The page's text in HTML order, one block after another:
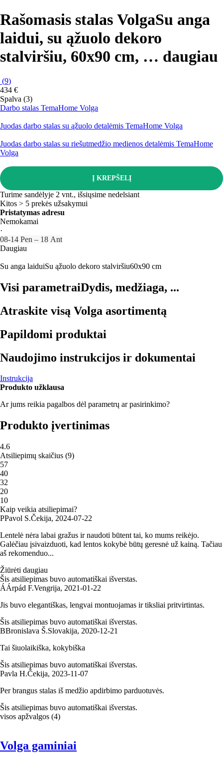
Rašomasis stalas VolgaSu anga
laidui, su ąžuolo dekoro
stalviršiu, 60x90 cm, … daugiau
(9)
434 €
Spalva (3)
Darbo stalas TemaHome Volga
Juodas darbo stalas su ąžuolo detalėmis TemaHome Volga
Juodas darbo stalas su riešutmedžio medienos detalėmis TemaHome
Volga
Į KREPŠELĮ
Turime sandėlyje 2 vnt., išsiųsime nedelsiant
Kitos > 5 prekės užsakymui
Pristatymas adresu
Nemokamai
·
08‑14 Pen – 18 Ant
Daugiau
Su anga laiduiSu ąžuolo dekoro stalviršiu60x90 cm
Visi parametraiDydis, medžiaga, ...
Atraskite visą Volga asortimentą
Papildomi produktai
Naudojimo instrukcijos ir dokumentai
Instrukcija
Produkto užklausa
Ar jums reikia pagalbos dėl parametrų ar pasirinkimo?
Produkto įvertinimas
4.6
Atsiliepimų skaičius (9)
57
40
32
20
10
Kaip veikia atsiliepimai?
PPavol S.Čekija, 2024‑07‑22
Lentelė nėra labai gražus ir naudoti būtent tai, ko mums reikėjo.
Galėčiau įsivaizduoti, kad lentos kokybė būtų geresnė už kainą. Tačiau
aš rekomenduo...
Žiūrėti daugiau
Šis atsiliepimas buvo automatiškai išverstas.
ÁÁrpád F.Vengrija, 2021‑01‑22
Jis buvo elegantiškas, lengvai montuojamas ir tiksliai pritvirtintas.
Šis atsiliepimas buvo automatiškai išverstas.
BBronislava Š.Slovakija, 2020‑12‑21
Tai šiuolaikiška, kokybiška
Šis atsiliepimas buvo automatiškai išverstas.
Pavla H.Čekija, 2023‑11‑07
Per brangus stalas iš medžio apdirbimo parduotuvės.
Šis atsiliepimas buvo automatiškai išverstas.
visos apžvalgos (4)
Volga gaminiai